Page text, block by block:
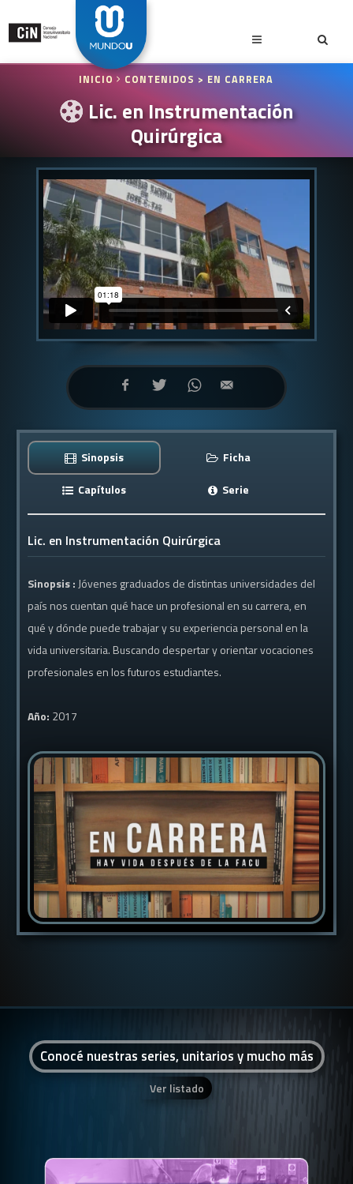
INICIO CONTENIDOS > EN CARRERA
Lic. en Instrumentación
Quirúrgica
Sinopsis
Ficha
Capítulos
Serie
Lic. en Instrumentación Quirúrgica
Sinopsis : Jóvenes graduados de distintas universidades del
país nos cuentan qué hace un profesional en su carrera, en
qué y dónde puede trabajar y su experiencia personal en la
vida universitaria. Buscando despertar y orientar vocaciones
profesionales en los futuros estudiantes.
Año: 2017
Conocé nuestras series, unitarios y mucho más
Ver listado